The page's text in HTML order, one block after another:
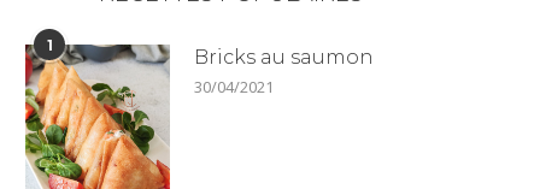
1
Bricks au saumon
30/04/2021